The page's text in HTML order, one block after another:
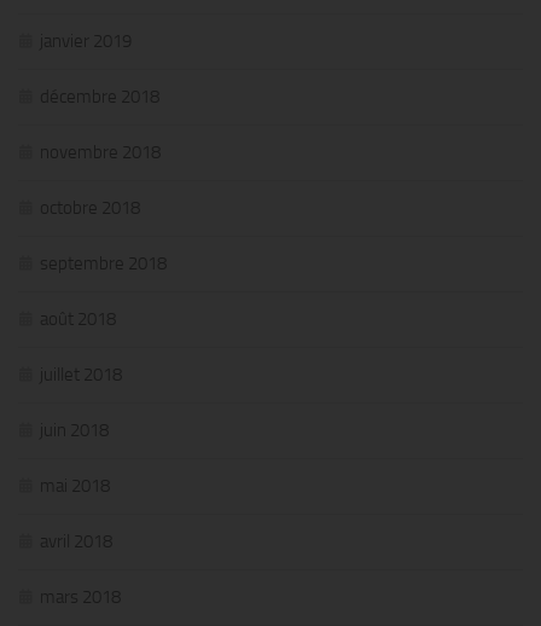
janvier 2019
décembre 2018
novembre 2018
octobre 2018
septembre 2018
août 2018
juillet 2018
juin 2018
mai 2018
avril 2018
mars 2018